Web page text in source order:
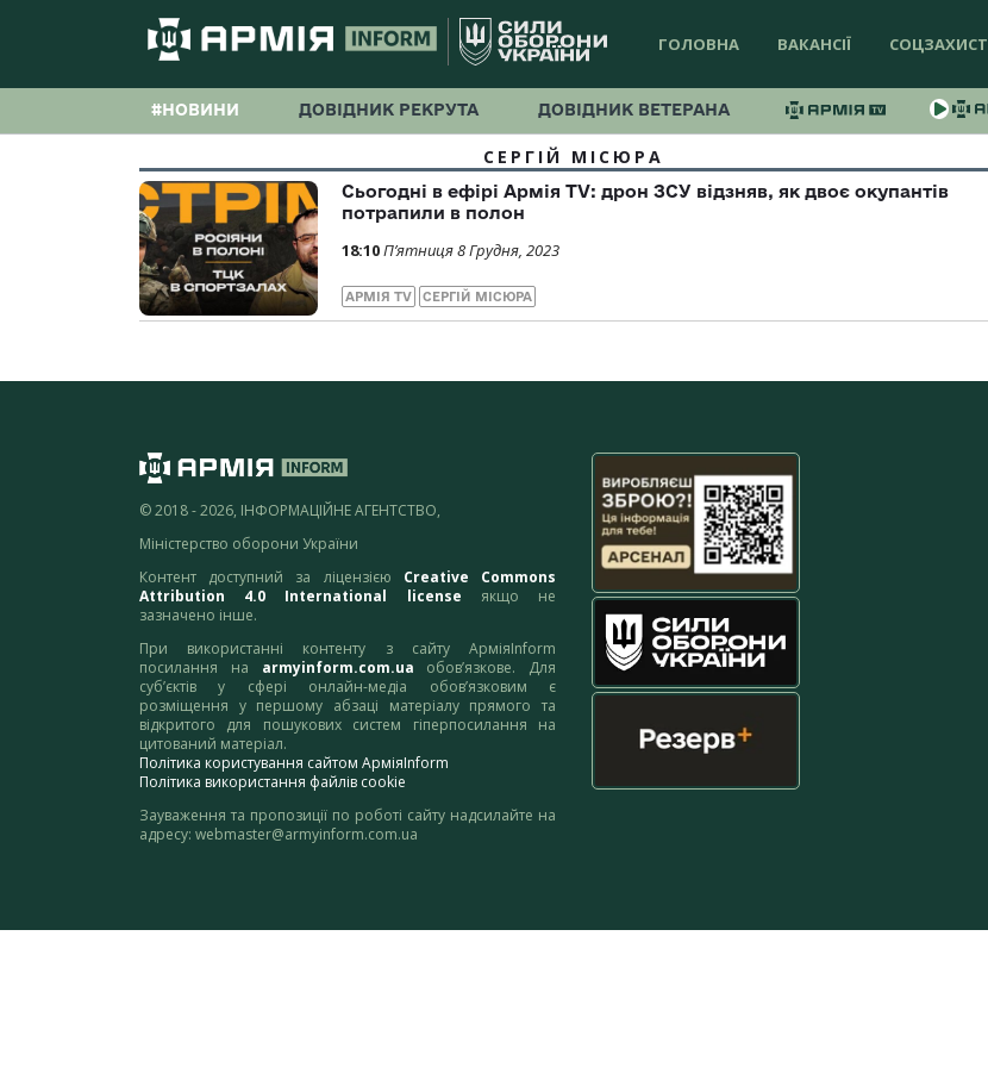
ГОЛОВНА ВАКАНСІЇ СОЦЗАХИСТ
#НОВИНИ ДОВІДНИК РЕКРУТА ДОВІДНИК ВЕТЕРАНА
СЕРГІЙ МІСЮРА
Сьогодні в ефірі Армія ТV: дрон ЗСУ відзняв, як двоє окупантів
потрапили в полон
18:10П’ятниця 8 Грудня, 2023
АРМІЯ TV СЕРГІЙ МІСЮРА
© 2018 - 2026, ІНФОРМАЦІЙНЕ АГЕНТСТВО,
Міністерство оборони України
Контент доступний за ліцензією Creative Commons
Attribution 4.0 International license якщо не
зазначено інше.
При використанні контенту з сайту АрміяInform
посилання на armyinform.com.ua обов’язкове. Для
суб’єктів у сфері онлайн-медіа обов’язковим є
розміщення у першому абзаці матеріалу прямого та
відкритого для пошукових систем гіперпосилання на
цитований матеріал.
Політика користування сайтом АрміяInform
Політика використання файлів cookie
Зауваження та пропозиції по роботі сайту надсилайте на
адресу: webmaster@armyinform.com.ua